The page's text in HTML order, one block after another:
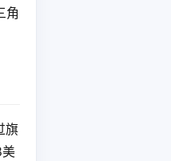
角
旗